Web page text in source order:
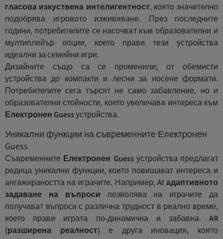
гласова изкуствена интелигентност, която значително
подобрява игровото изживяване. През последните
години, потребителите се насочват към образователни и
мултиплейър опции, което прави тези устройства
идеални за семейни игри.
Дизайните също са се променили; от обемисти
устройства до компакти и лесни за носене формати.
Потребителите сега търсят не само забавление, но и
образователни стойности, което увеличава интереса към
Електронен Guessустройства.
Уникални функции на съвременните Електронен
Guess
Съвременните Електронен Guessустройства предлагат
редица уникални функции, които повишават интереса и
ангажираността на играчите. Например, AI адаптивното
задаване на въпроси позволява на играчите да
получават въпроси с различна трудност в реално време,
което прави играта по-динамична и забавна. AR
(разширена реалност) е друга иновация, която